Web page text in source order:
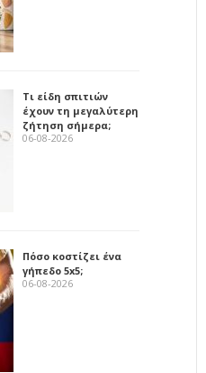
Τι είδη σπιτιών
έχουν τη μεγαλύτερη
ζήτηση σήμερα;
06-08-2026
Πόσο κοστίζει ένα
γήπεδο 5x5;
06-08-2026